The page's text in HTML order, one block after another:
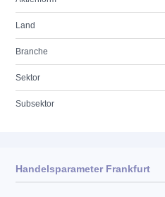
Land
Branche
Sektor
Subsektor
Handelsparameter Frankfurt